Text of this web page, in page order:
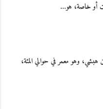
أو خاصة، هو…
هبشي، وهو معمر في حوالي المئة،